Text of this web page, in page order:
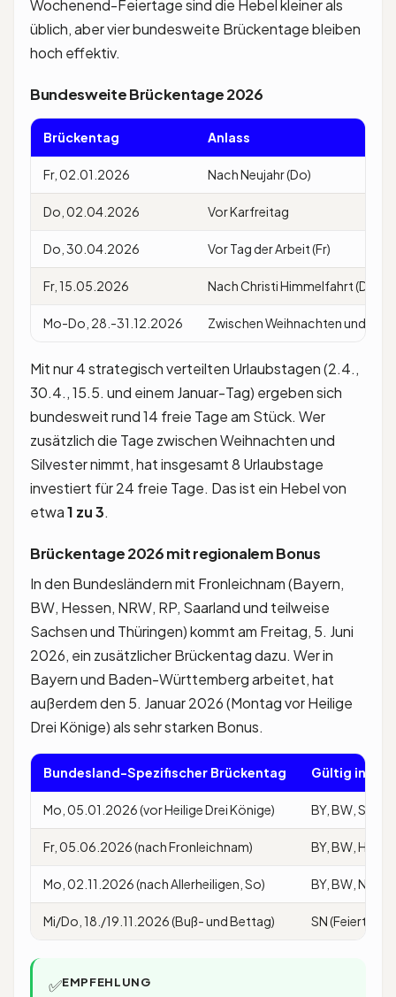
Wochenend-Feiertage sind die Hebel kleiner als
üblich, aber vier bundesweite Brückentage bleiben
hoch effektiv.
Bundesweite Brückentage 2026
Brückentag Anlass
Fr, 02.01.2026 Nach Neujahr (Do)
Do, 02.04.2026 Vor Karfreitag
Do, 30.04.2026 Vor Tag der Arbeit (Fr)
Fr, 15.05.2026 Nach Christi Himmelfahrt (Do)
Mo-Do, 28.-31.12.2026 Zwischen Weihnachten und
Mit nur 4 strategisch verteilten Urlaubstagen (2.4.,
30.4., 15.5. und einem Januar-Tag) ergeben sich
bundesweit rund 14 freie Tage am Stück. Wer
zusätzlich die Tage zwischen Weihnachten und
Silvester nimmt, hat insgesamt 8 Urlaubstage
investiert für 24 freie Tage. Das ist ein Hebel von
etwa1 zu 3.
Brückentage 2026 mit regionalem Bonus
In den Bundesländern mit Fronleichnam (Bayern,
BW, Hessen, NRW, RP, Saarland und teilweise
Sachsen und Thüringen) kommt am Freitag, 5. Juni
2026, ein zusätzlicher Brückentag dazu. Wer in
Bayern und Baden-Württemberg arbeitet, hat
außerdem den 5. Januar 2026 (Montag vor Heilige
Drei Könige) als sehr starken Bonus.
Bundesland-Spezifischer Brückentag Gültig in
Mo, 05.01.2026 (vor Heilige Drei Könige) BY, BW, ST
Fr, 05.06.2026 (nach Fronleichnam) BY, BW, HE,
Mo, 02.11.2026 (nach Allerheiligen, So) BY, BW, NRW,
Mi/Do, 18./19.11.2026 (Buß- und Bettag) SN (Feiertag)
✅EMPFEHLUNG